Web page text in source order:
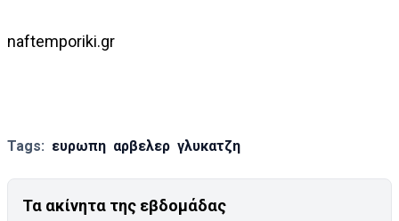
naftemporiki.gr
Tags: ευρωπη αρβελερ γλυκατζη
Τα ακίνητα της εβδομάδας